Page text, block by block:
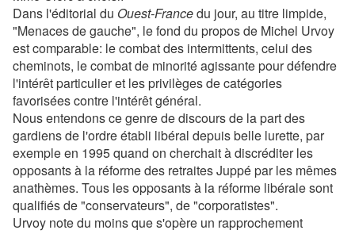
Dans l'éditorial du Ouest-Francedu jour, au titre limpide,
"Menaces de gauche", le fond du propos de Michel Urvoy
est comparable: le combat des intermittents, celui des
cheminots, le combat de minorité agissante pour défendre
l'intérêt particulier et les privilèges de catégories
favorisées contre l'intérêt général.
Nous entendons ce genre de discours de la part des
gardiens de l'ordre établi libéral depuis belle lurette, par
exemple en 1995 quand on cherchait à discréditer les
opposants à la réforme des retraites Juppé par les mêmes
anathèmes. Tous les opposants à la réforme libérale sont
qualifiés de "conservateurs", de "corporatistes".
Urvoy note du moins que s'opère un rapprochement